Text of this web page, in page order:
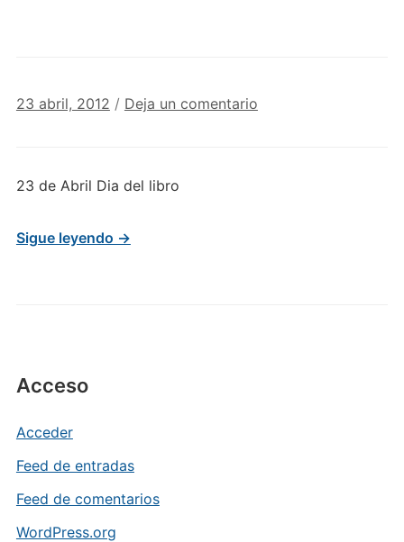
Acceso
Acceder
Feed de entradas
Feed de comentarios
WordPress.org
23 abril, 2012 / Deja un comentario
23 de Abril Dia del libro
Sigue leyendo →